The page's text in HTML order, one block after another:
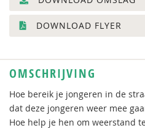
DOWNLOAD FLYER
OMSCHRIJVING
Hoe bereik je jongeren in de
dat deze jongeren weer mee
Hoe help je hen om weerstand